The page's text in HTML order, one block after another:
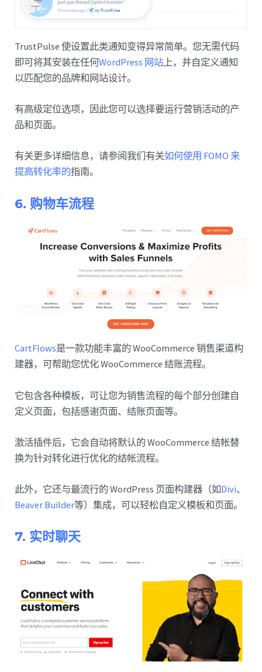
TrustPulse 使设置此类通知变得异常简单。您无需代码
即可将其安装在任何WordPress 网站 上，并自定义通知
以匹配您的品牌和网站设计。
有高级定位选项，因此您可以选择要运行营销活动的产
品和页面。
有关更多详细信息，请参阅我们有关如何使用 FOMO 来
提高转化率的指南。
6. 购物车流程
CartFlows是一款功能丰富的 WooCommerce 销售渠道构
建器，可帮助您优化 WooCommerce 结账流程。
它包含各种模板，可让您为销售流程的每个部分创建自
定义页面，包括感谢页面、结账页面等。
激活插件后，它会自动将默认的 WooCommerce 结帐替
换为针对转化进行优化的结帐流程。
此外，它还与最流行的 WordPress 页面构建器（如Divi、
Beaver Builder等）集成，可以轻松自定义模板和页面。
7. 实时聊天